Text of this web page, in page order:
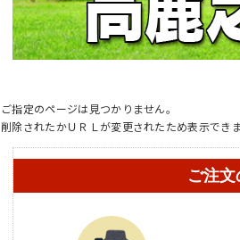
ご指定のページは見つかりません。
削除されたかＵＲＬが変更されたため表示できま